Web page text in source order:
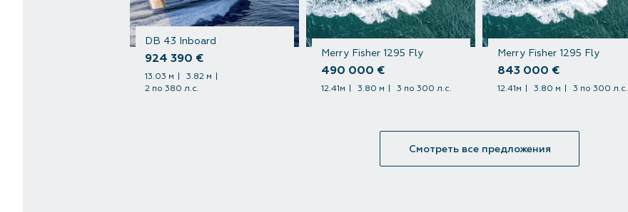
DB 43 Inboard
924 390 €
13.03 м
3.82 м
2 по 380 л.с.
Merry Fisher 1295 Fly
490 000 €
12.41м 3.80 м 3 по 300 л.с.
Merry Fisher 1295 Fly
843 000 €
12.41м 3.80 м 3 по 300 л.с.
Смотреть все предложения